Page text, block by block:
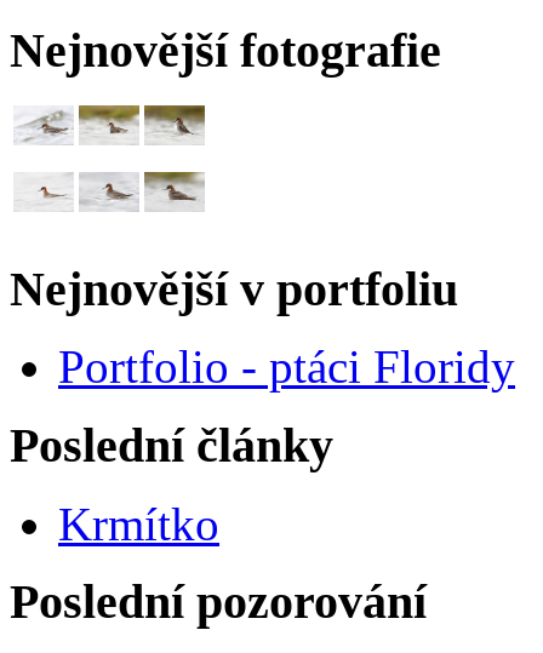
Nejnovější fotografie
Nejnovější v portfoliu
Portfolio - ptáci Floridy
Poslední články
Krmítko
Poslední pozorování